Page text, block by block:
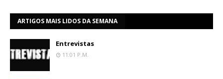
ARTIGOS MAIS LIDOS DA SEMANA
Entrevistas
11:01 P.m.